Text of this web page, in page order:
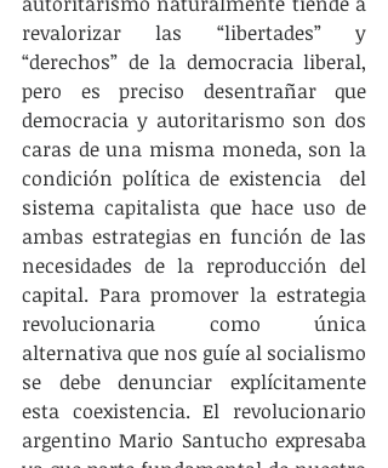
revalorizar las “libertades” y
“derechos” de la democracia liberal,
pero es preciso desentrañar que
democracia y autoritarismo son dos
caras de una misma moneda, son la
condición política de existencia  del
sistema capitalista que hace uso de
ambas estrategias en función de las
necesidades de la reproducción del
capital. Para promover la estrategia
revolucionaria como única
alternativa que nos guíe al socialismo
se debe denunciar explícitamente
esta coexistencia. El revolucionario
argentino Mario Santucho expresaba